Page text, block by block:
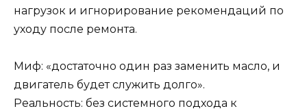
нагрузок и игнорирование рекомендаций по
уходу после ремонта.
Миф: «достаточно один раз заменить масло, и
двигатель будет служить долго».
Реальность: без системного подхода к